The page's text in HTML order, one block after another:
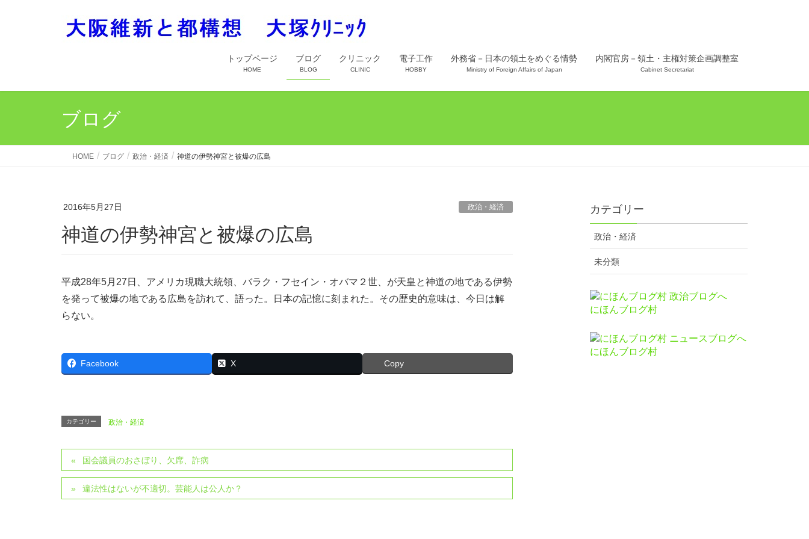
トップページ
HOME
ブログ
BLOG
クリニック
CLINIC
電子工作
HOBBY
外務省－日本の領土をめぐる情勢
Ministry of Foreign Affairs of Japan
内閣官房－領土・主権対策企画調整室
Cabinet Secretariat
ブログ
HOME ブログ 政治・経済 神道の伊勢神宮と被爆の広島
2016年5月27日 政治・経済
神道の伊勢神宮と被爆の広島
平成28年5月27日、アメリカ現職大統領、バラク・フセイン・オバマ２世、が天皇と神道の地である伊勢
を発って被爆の地である広島を訪れて、語った。日本の記憶に刻まれた。その歴史的意味は、今日は解
らない。
Facebook X Copy
カテゴリー 政治・経済
国会議員のおさぼり、欠席、詐病
違法性はないが不適切。芸能人は公人か？
カテゴリー
政治・経済
未分類
にほんブログ村
にほんブログ村